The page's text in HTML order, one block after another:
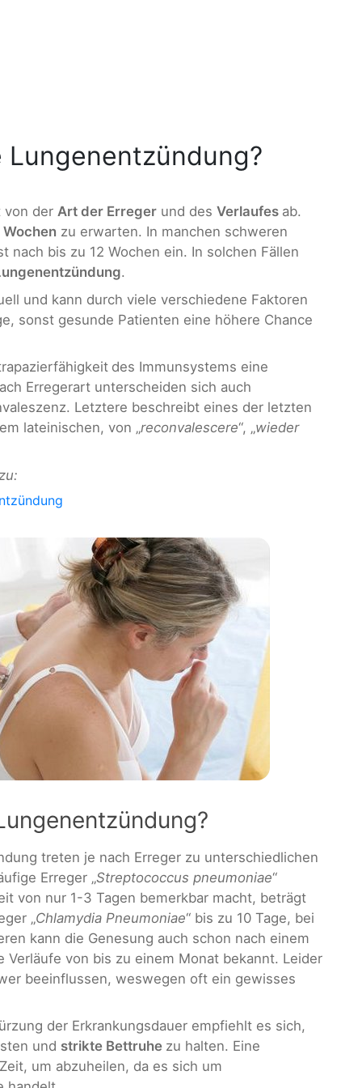
von der Art der Erreger und des Verlaufes ab.
zu erwarten. In manchen schweren
nach bis zu 12 Wochen ein. In solchen Fällen
.
und kann durch viele verschiedene Faktoren
sonst gesunde Patienten eine höhere Chance
des Immunsystems eine
Erregerart unterscheiden sich auch
Letztere beschreibt eines der letzten
lateinischen, von „reconvalescere“, „wieder
treten je nach Erreger zu unterschiedlichen
Erreger „Streptococcus pneumoniae“
von nur 1-3 Tagen bemerkbar macht, beträgt
„Chlamydia Pneumoniae“ bis zu 10 Tage, bei
kann die Genesung auch schon nach einem
von bis zu einem Monat bekannt. Leider
beeinflussen, weswegen oft ein gewisses
der Erkrankungsdauer empfiehlt es sich,
und strikte Bettruhe zu halten. Eine
um abzuheilen, da es sich um